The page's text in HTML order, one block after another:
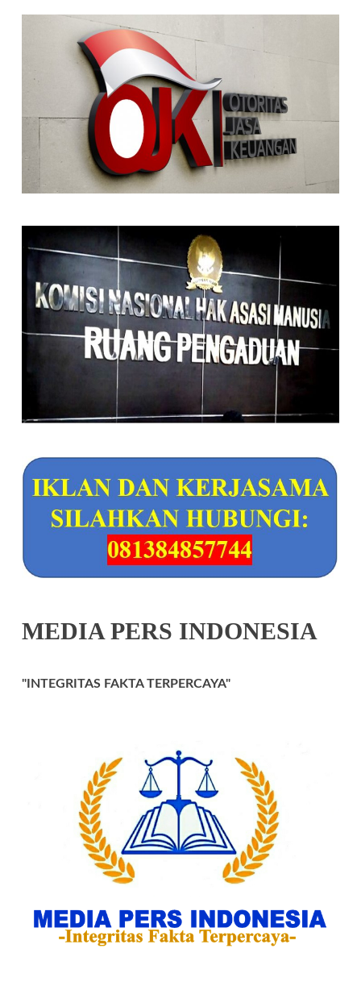
MEDIA PERS INDONESIA
"INTEGRITAS FAKTA TERPERCAYA"